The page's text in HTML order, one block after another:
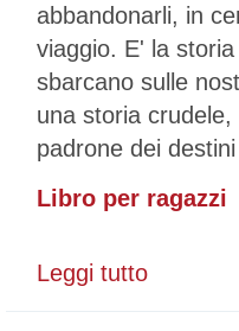
abbandonarli, in
viaggio. E' la
sbarcano sulle
una storia
padrone dei
Libro per ragazzi
Leggi tutto